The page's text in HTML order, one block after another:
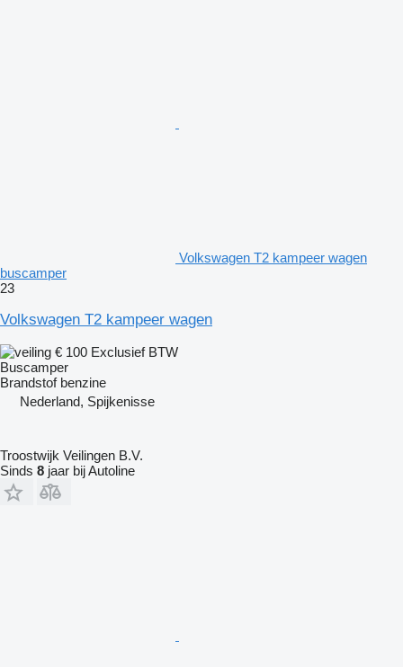
Volkswagen T2 kampeer wagen
buscamper
23
Volkswagen T2 kampeer wagen
€ 100 Exclusief BTW
Buscamper
Brandstof benzine
Nederland, Spijkenisse
Troostwijk Veilingen B.V.
Sinds 8 jaar bij Autoline